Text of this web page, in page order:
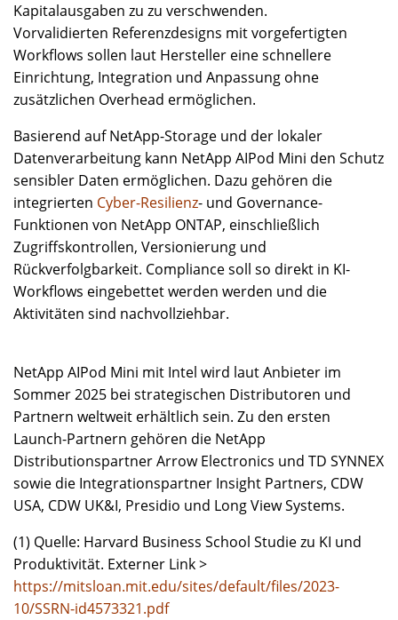
Kapitalausgaben zu zu verschwenden.
Vorvalidierten Referenzdesigns mit vorgefertigten
Workflows sollen laut Hersteller eine schnellere
Einrichtung, Integration und Anpassung ohne
zusätzlichen Overhead ermöglichen.
Basierend auf NetApp-Storage und der lokaler
Datenverarbeitung kann NetApp AIPod Mini den Schutz
sensibler Daten ermöglichen. Dazu gehören die
integrierten Cyber-Resilienz- und Governance-
Funktionen von NetApp ONTAP, einschließlich
Zugriffskontrollen, Versionierung und
Rückverfolgbarkeit. Compliance soll so direkt in KI-
Workflows eingebettet werden werden und die
Aktivitäten sind nachvollziehbar.
NetApp AIPod Mini mit Intel wird laut Anbieter im
Sommer 2025 bei strategischen Distributoren und
Partnern weltweit erhältlich sein. Zu den ersten
Launch-Partnern gehören die NetApp
Distributionspartner Arrow Electronics und TD SYNNEX
sowie die Integrationspartner Insight Partners, CDW
USA, CDW UK&I, Presidio und Long View Systems.
(1) Quelle: Harvard Business School Studie zu KI und
Produktivität. Externer Link >
https://mitsloan.mit.edu/sites/default/files/2023-
10/SSRN-id4573321.pdf